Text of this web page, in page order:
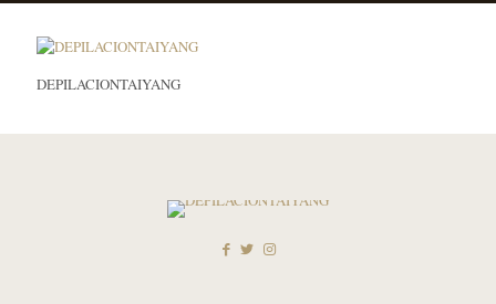
DEPILACIONTAIYANG